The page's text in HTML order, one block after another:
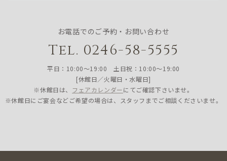
お電話でのご予約・お問い合わせ
Tel. 0246-58-5555
平日：10:00〜19:00 土日祝：10:00〜19:00
[休館日／火曜日・水曜日]
※休館日は、 フェアカレンダーにてご確認下さいませ。
※休館日にご宴会などご希望の場合は、スタッフまでご相談くださいませ。